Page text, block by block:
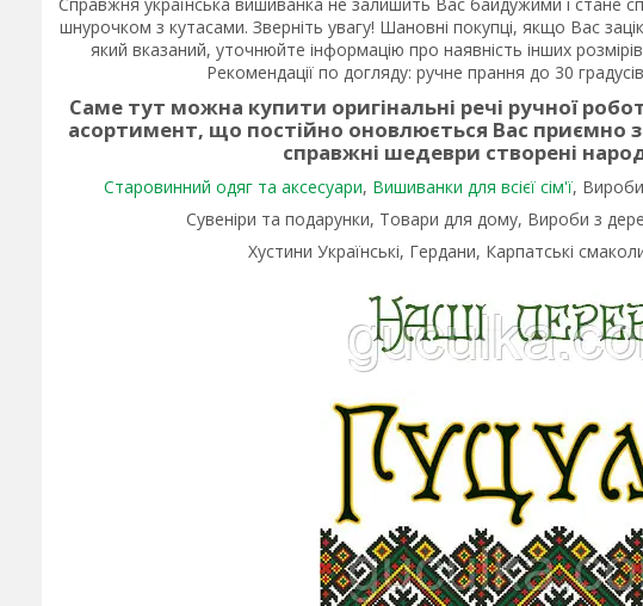
шнурочком з кутасами. Зверніть увагу! Шановні покупці, якщо Вас
який вказаний, уточнюйте інформацію про наявність інших
Рекомендації по догляду: ручне прання до 30
Саме тут можна купити оригінальні речі ручної
асортимент, що постійно оновлюється Вас приємно
справжні шедеври створені
Старовинний одяг та аксесуари, Вишиванки для всієї сім'ї,
Сувеніри та подарунки, Товари для дому, Вироби з
Хустини Українські, Гердани, Карпатські